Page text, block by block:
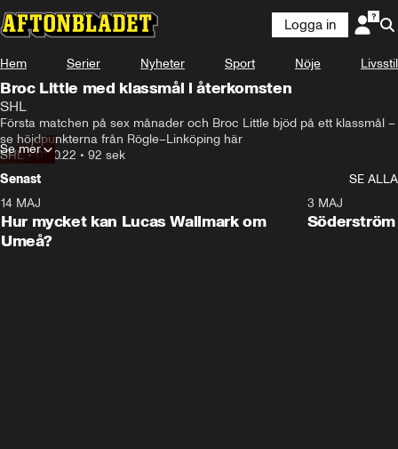
Logga in
Hem Serier Nyheter Sport Nöje Livsstil
Broc Little med klassmål i återkomsten
SHL
Första matchen på sex månader och Broc Little bjöd på ett klassmål –
se höjdpunkterna från Rögle–Linköping här
SHL•01.10.22 • 92 sek
Se mer
Senast
SE ALLA
Plus
14 MAJ
Hur mycket kan Lucas Wallmark om
Umeå?
3 MAJ